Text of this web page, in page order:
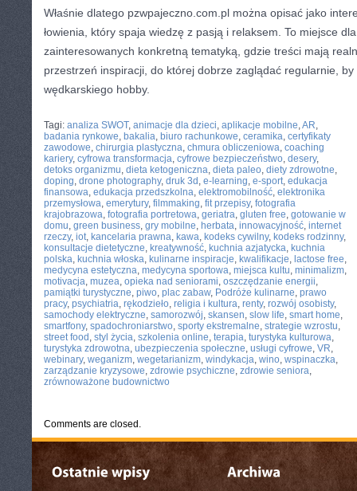
Właśnie dlatego pzwpajeczno.com.pl można opisać jako
łowienia, który spaja wiedzę z pasją i relaksem. To miejsce
zainteresowanych konkretną tematyką, gdzie treści mają
przestrzeń inspiracji, do której dobrze zaglądać regularnie,
wędkarskiego hobby.
Tagi: analiza SWOT, animacje dla dzieci, aplikacje mobilne,AR,
badania rynkowe, bakalia, biuro rachunkowe, ceramika, certyfikaty
zawodowe, chirurgia plastyczna, chmura obliczeniowa, coaching
kariery, cyfrowa transformacja, cyfrowe bezpieczeństwo, desery,
detoks organizmu, dieta ketogeniczna, dieta paleo, diety zdrowotne,
doping, drone photography, druk 3d , e-learning, e-sport, edukacja
finansowa, edukacja przedszkolna, elektromobilność, elektronika
przemysłowa, emerytury, filmmaking, fit przepisy, fotografia
krajobrazowa, fotografia portretowa, geriatra, gluten free, gotowanie w
domu, green business, gry mobilne, herbata, innowacyjność, internet
rzeczy, iot, kancelaria prawna, kawa, kodeks cywilny, kodeks rodzinny,
konsultacje dietetyczne, kreatywność, kuchnia azjatycka, kuchnia
polska, kuchnia włoska, kulinarne inspiracje, kwalifikacje, lactose free,
medycyna estetyczna, medycyna sportowa, miejsca kultu, minimalizm,
motivacja, muzea, opieka nad seniorami, oszczędzanie energii,
pamiątki turystyczne, piwo, plac zabaw, Podróże kulinarne, prawo
pracy, psychiatria, rękodzieło, religia i kultura, renty, rozwój osobisty,
samochody elektryczne, samorozwój, skansen, slow life, smart home,
smartfony, spadochroniarstwo, sporty ekstremalne, strategie wzrostu,
street food , styl życia, szkolenia online, terapia, turystyka kulturowa,
turystyka zdrowotna, ubezpieczenia społeczne, usługi cyfrowe, VR,
webinary, weganizm, wegetarianizm, windykacja, wino, wspinaczka,
zarządzanie kryzysowe, zdrowie psychiczne, zdrowie seniora,
zrównoważone budownictwo
Comments are closed.